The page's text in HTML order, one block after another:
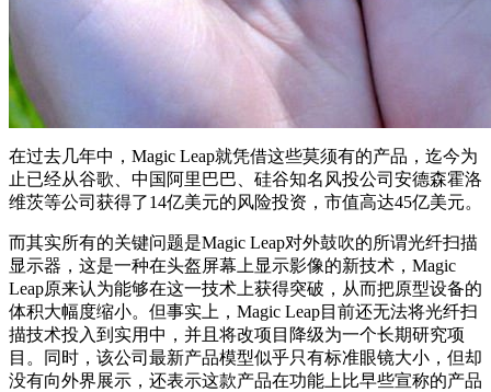
在过去几年中，Magic Leap就凭借这些莫须有的产品，迄今为
止已经从谷歌、中国阿里巴巴、硅谷知名风投公司安德森霍洛
维茨等公司获得了14亿美元的风险投资，市值高达45亿美元。
而其实所有的关键问题是Magic Leap对外鼓吹的所谓光纤扫描
显示器，这是一种在头盔屏幕上显示影像的新技术，Magic
Leap原来认为能够在这一技术上获得突破，从而把原型设备的
体积大幅度缩小。但事实上，Magic Leap目前还无法将光纤扫
描技术投入到实用中，并且将改项目降级为一个长期研究项
目。同时，该公司最新产品模型似乎只有标准眼镜大小，但却
没有向外界展示，还表示这款产品在功能上比早些宣称的产品